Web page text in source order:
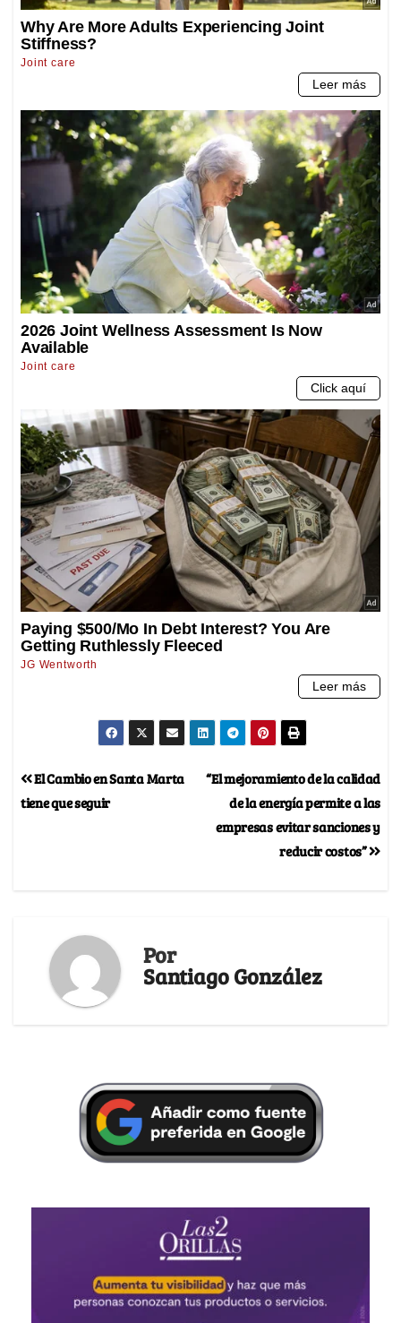
“El mejoramiento de la calidad
de la energía permite a las
empresas evitar sanciones y
reducir costos”
El Cambio en Santa Marta
tiene que seguir
Por
Santiago González